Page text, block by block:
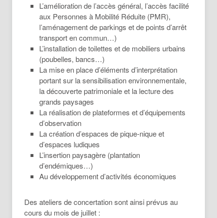
L’amélioration de l’accès général, l’accès facilité
aux Personnes à Mobilité Réduite (PMR),
l’aménagement de parkings et de points d’arrêt
transport en commun…)
L’installation de toilettes et de mobiliers urbains
(poubelles, bancs…)
La mise en place d’éléments d’interprétation
portant sur la sensibilisation environnementale,
la découverte patrimoniale et la lecture des
grands paysages
La réalisation de plateformes et d’équipements
d’observation
La création d’espaces de pique-nique et
d’espaces ludiques
L’insertion paysagère (plantation
d’endémiques…)
Au développement d’activités économiques
Des ateliers de concertation sont ainsi prévus au
cours du mois de juillet :